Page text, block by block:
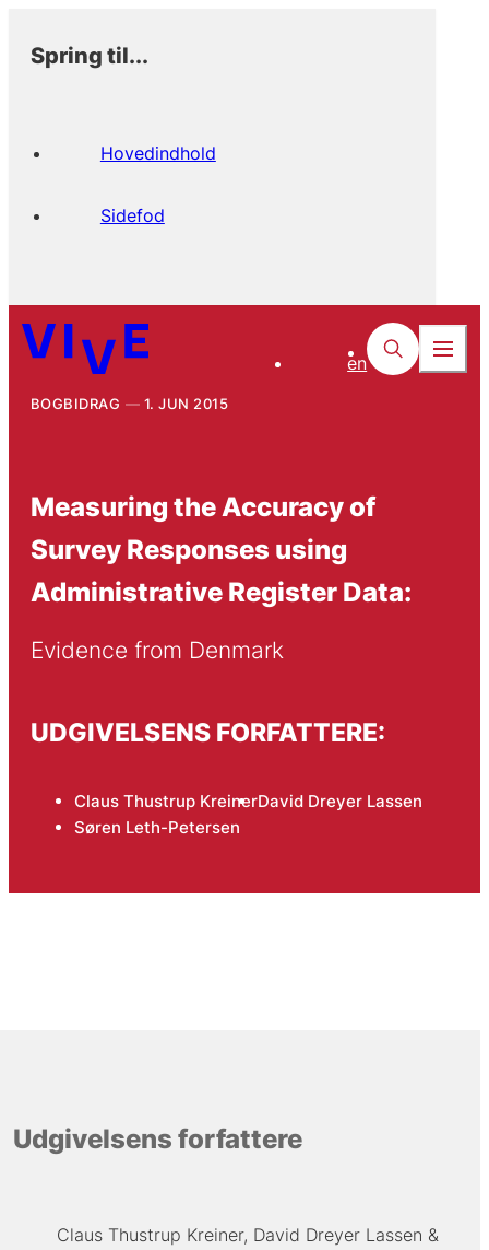
Spring til...
Hovedindhold
Sidefod
en
BOGBIDRAG 1. JUN 2015
Measuring the Accuracy of
Survey Responses using
Administrative Register Data:
Evidence from Denmark
UDGIVELSENS FORFATTERE:
Claus Thustrup KreinerDavid Dreyer Lassen
Søren Leth-Petersen
Udgivelsens forfattere
Claus Thustrup Kreiner David Dreyer Lassen